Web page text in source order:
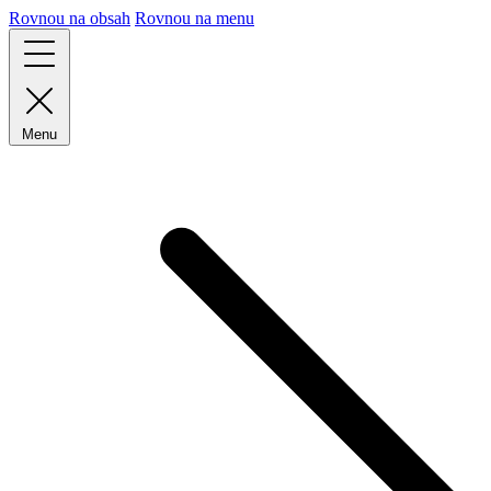
Rovnou na obsah Rovnou na menu
Menu